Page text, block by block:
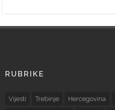
RUBRIKE
Vijesti Trebinje Hercegovina